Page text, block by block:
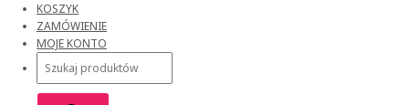
KOSZYK
ZAMÓWIENIE
MOJE KONTO
Wyszukiwarka
produktów
Truggy